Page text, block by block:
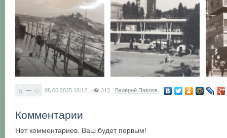
— 08.06.2025 18:12 313 Валерий Павлов
Комментарии
Нет комментариев. Ваш будет первым!